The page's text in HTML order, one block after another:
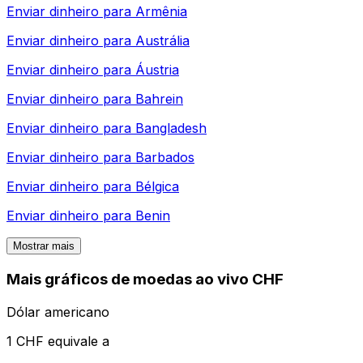
Enviar dinheiro para Armênia
Enviar dinheiro para Austrália
Enviar dinheiro para Áustria
Enviar dinheiro para Bahrein
Enviar dinheiro para Bangladesh
Enviar dinheiro para Barbados
Enviar dinheiro para Bélgica
Enviar dinheiro para Benin
Mostrar mais
Mais gráficos de moedas ao vivo CHF
Dólar americano
1 CHF equivale a